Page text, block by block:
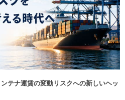
テナ運賃の変動リスクへの新しいヘッ